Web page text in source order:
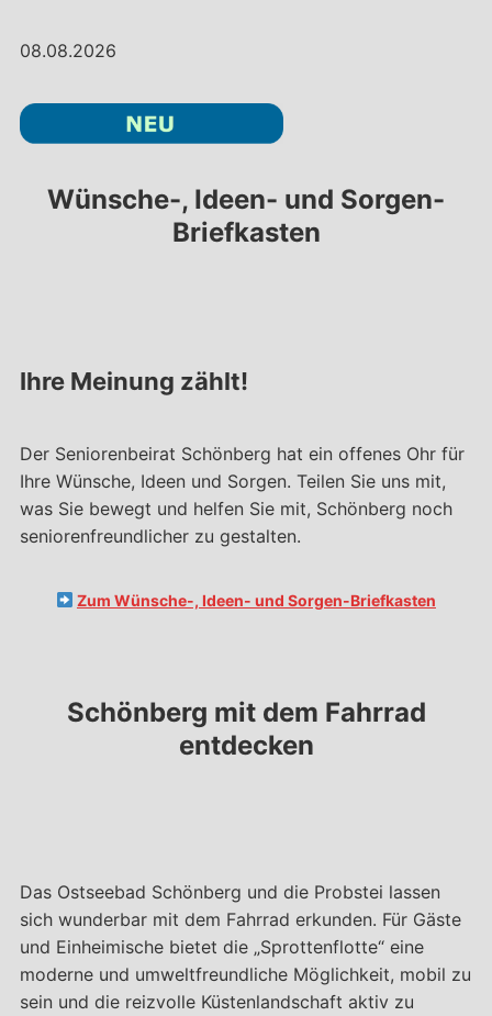
08.08.2026
Wünsche-, Ideen- und Sorgen-
Briefkasten
Ihre Meinung zählt!
Der Seniorenbeirat Schönberg hat ein offenes Ohr für
Ihre Wünsche, Ideen und Sorgen. Teilen Sie uns mit,
was Sie bewegt und helfen Sie mit, Schönberg noch
seniorenfreundlicher zu gestalten.
Zum Wünsche-, Ideen- und Sorgen-Briefkasten
Schönberg mit dem Fahrrad
entdecken
Das Ostseebad Schönberg und die Probstei lassen
sich wunderbar mit dem Fahrrad erkunden. Für Gäste
und Einheimische bietet die „Sprottenflotte“ eine
moderne und umweltfreundliche Möglichkeit, mobil zu
sein und die reizvolle Küstenlandschaft aktiv zu